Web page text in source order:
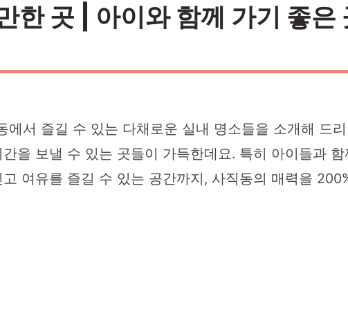
한 곳 | 아이와 함께 가기 좋은
서 즐길 수 있는 다채로운 실내 명소들을 소개해 드
을 보낼 수 있는 곳들이 가득한데요. 특히 아이들과
여유를 즐길 수 있는 공간까지, 사직동의 매력을